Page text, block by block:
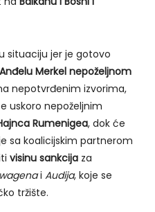
situaciju jer je gotovo
Anđelu Merkel nepoželjnom
nepotvrđenim izvorima,
uskoro nepoželjnim
Rumenigea, dok će
sa koalicijskim partnerom
visinu sankcija za
i Audija, koje se
tržište.